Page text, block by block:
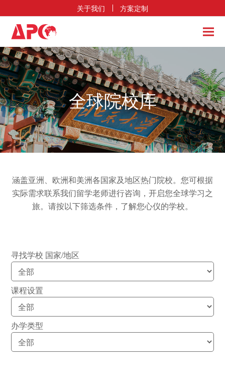
关于我们 方案定制
全球院校库
涵盖亚洲、欧洲和美洲各国家及地区热门院校。您可根据
实际需求联系我们留学老师进行咨询，开启您全球学习之
旅。请按以下筛选条件，了解您心仪的学校。
寻找学校 国家/地区
课程设置
办学类型